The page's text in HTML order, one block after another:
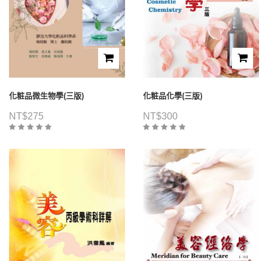
化粧品微生物學(三版)
NT$275
化粧品化學(三版)
NT$300